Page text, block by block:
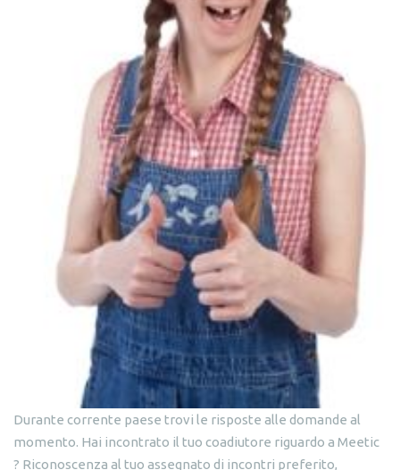
Durante corrente paese trovi le risposte alle domande al
momento. Hai incontrato il tuo coadiutore riguardo a Meetic
? Riconoscenza al tuo assegnato di incontri preferito,